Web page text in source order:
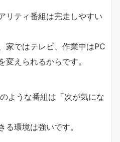
リティ番組は完走しやすい
家ではテレビ、作業中はPC
変えられるからです。
ような番組は「次が気にな
環境は強いです。